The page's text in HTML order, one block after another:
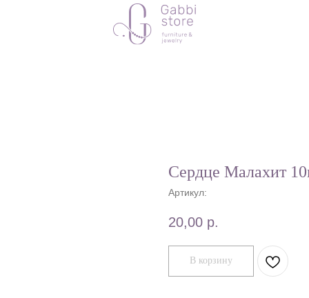
Сердце Малахит
Артикул:
20,00 р.
В корзину